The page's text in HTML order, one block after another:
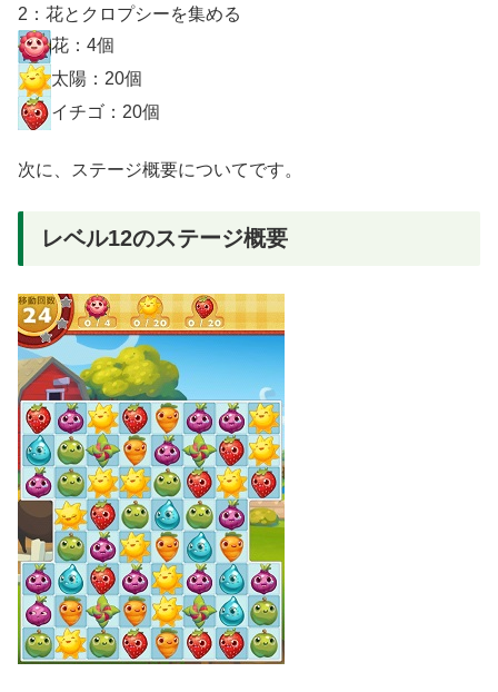
2：花とクロプシーを集める
花：4個
太陽：20個
イチゴ：20個
次に、ステージ概要についてです。
レベル12のステージ概要